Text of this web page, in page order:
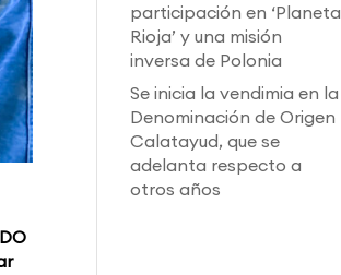
participación en ‘Planeta
Rioja’ y una misión
inversa de Polonia
Se inicia la vendimia en la
Denominación de Origen
Calatayud, que se
adelanta respecto a
otros años